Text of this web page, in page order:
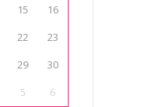
15
16
22
23
29
30
5 6